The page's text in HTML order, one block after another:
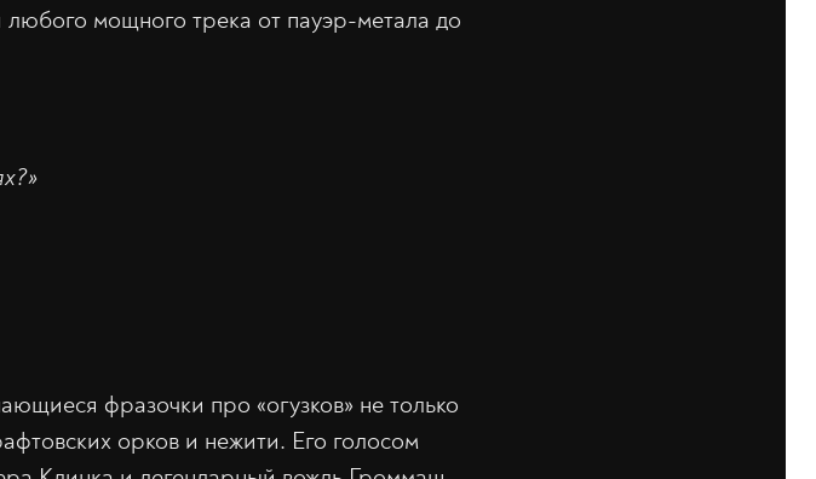
любого мощного трека от пауэр-метала до
фразочки про «огузков» не только
орков и нежити. Его голосом